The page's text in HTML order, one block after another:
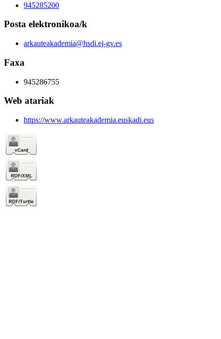
945285200
Posta elektronikoa/k
arkauteakademia@hsdi.ej-gv.es
Faxa
945286755
Web atariak
https://www.arkauteakademia.euskadi.eus